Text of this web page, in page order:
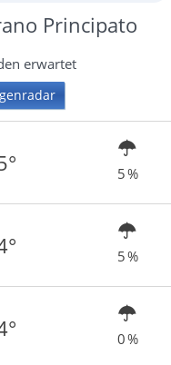
Principato
erwartet
5 %
5 %
0 %